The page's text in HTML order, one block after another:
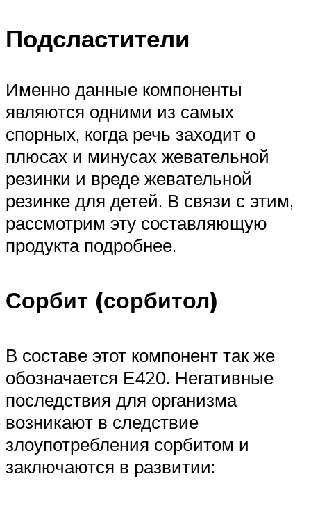
Подсластители
Именно данные компоненты
являются одними из самых
спорных, когда речь заходит о
плюсах и минусах жевательной
резинки и вреде жевательной
резинке для детей. В связи с этим,
рассмотрим эту составляющую
продукта подробнее.
Сорбит (сорбитол)
В составе этот компонент так же
обозначается Е420. Негативные
последствия для организма
возникают в следствие
злоупотребления сорбитом и
заключаются в развитии: